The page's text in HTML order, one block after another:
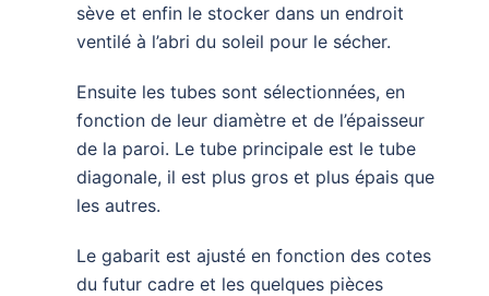
sève et enfin le stocker dans un endroit
ventilé à l’abri du soleil pour le sécher.
Ensuite les tubes sont sélectionnées, en
fonction de leur diamètre et de l’épaisseur
de la paroi. Le tube principale est le tube
diagonale, il est plus gros et plus épais que
les autres.
Le gabarit est ajusté en fonction des cotes
du futur cadre et les quelques pièces